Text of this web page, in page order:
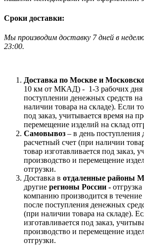
Сроки доставки:
Мы производим доставку 7 дней в
23:00.
Доставка по Москве и
10 км от МКАД) - 1-3 рабочих
поступлении денежных средств
наличии товара на складе). Если
под заказ, учитывается время на
перемещение изделий на склад
Самовывоз – в день поступления
расчетный счет (при наличии
товар изготавливается под заказ,
производство и перемещение
отгрузки.
Доставка в отдаленные районы
другие регионы России -
компанию производится в
после поступления денежных
(при наличии товара на складе).
изготавливается под заказ,
производство и перемещение
отгрузки.